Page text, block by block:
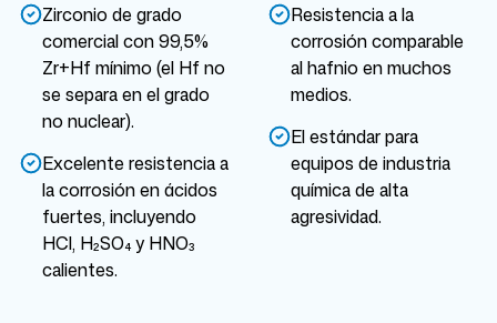
Zirconio de grado
comercial con 99,5%
Zr+Hf mínimo (el Hf no
se separa en el grado
no nuclear).
Excelente resistencia a
la corrosión en ácidos
fuertes, incluyendo
HCl, H₂SO₄ y HNO₃
calientes.
Resistencia a la
corrosión comparable
al hafnio en muchos
medios.
El estándar para
equipos de industria
química de alta
agresividad.